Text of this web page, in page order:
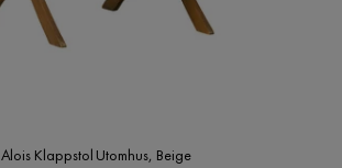
Alois Klappstol Utomhus, Beige